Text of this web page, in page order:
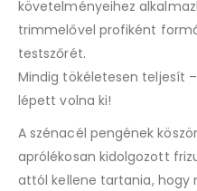
követelményeihez
trimmelővel profiként
testszőrét.
Mindig tökéletesen teljesít
lépett volna ki!
A szénacél pengének
aprólékosan kidolgozott
attól kellene tartania, hogy